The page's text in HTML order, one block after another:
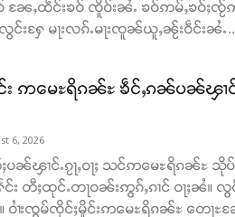
ၼႄႇထဵင်းၶဝ် ၸိူဝ်းၼႆႉ ၶဝ်ဢမ်ႇၶဝ်ႈ
င်းႁႄ မႃးလၵ်ႉမႃးၸူၼ်ယူႇၼႂ်းဝဵင်းၼႆႉ
ဢမေႊရိၵၼ်ႊ ၶဵင်ႇၵၼ်ပၼ်ၾၢင်ႉ
6, 2026
ၼ်ၾၢင်ႉၵႂႃႇဝႃႈ သင်ဢမေႊရိၵၼ်ႊ
ႁႅင်း တီႈထုင်ႉတႃဝၼ်းဢွၵ်ႇၵၢင် ဝႃႈၼႆ။
။ ဝၢႆးၸွမ်ၸိုင်ႈမိူင်းဢမေႊရိၵၼ်ႊ တေ